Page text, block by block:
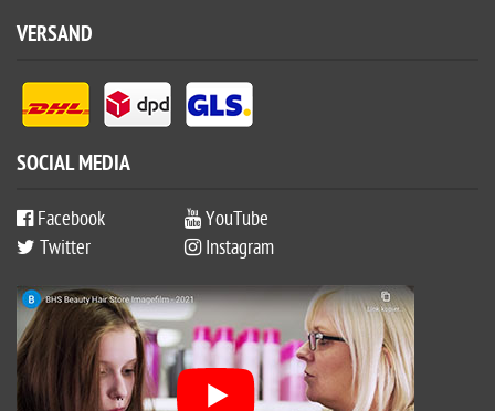
VERSAND
SOCIAL MEDIA
Facebook
YouTube
Twitter
Instagram